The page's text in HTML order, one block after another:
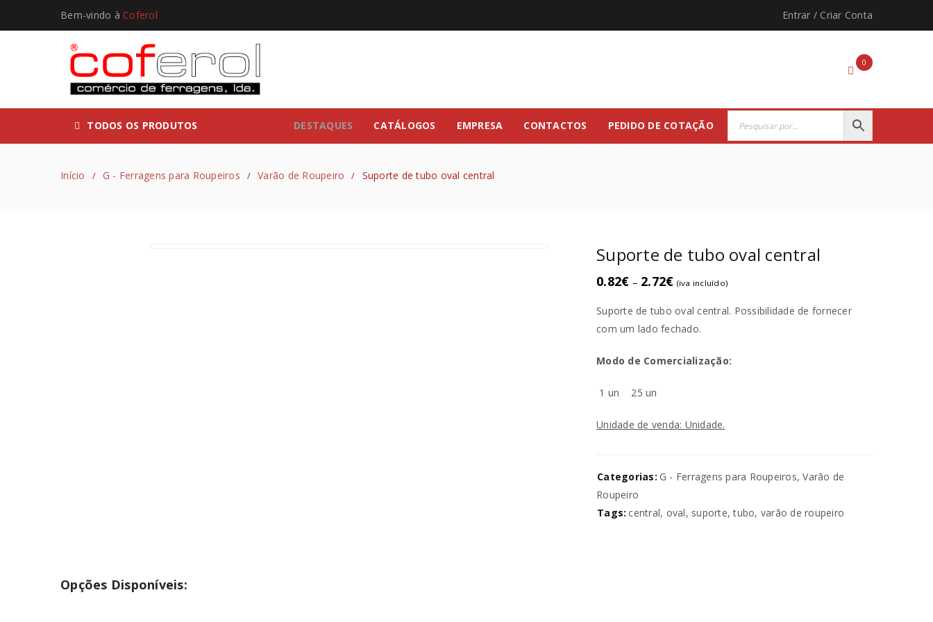
Os seus dados pessoais serão utilizados para melhorar a sua
experiência por toda a loja, para gerir o acesso à sua conta e
Bem-vindo à Coferol Entrar / Criar Conta
0
TODOS OS PRODUTOS DESTAQUES CATÁLOGOS EMPRESA CONTACTOS PEDIDO DE COTAÇÃO
Início / G - Ferragens para Roupeiros / Varão de Roupeiro / Suporte de tubo oval central
Suporte de tubo oval central
0.82€ – 2.72€ (iva incluído)
Suporte de tubo oval central. Possibilidade de fornecer
com um lado fechado.
Modo de Comercialização:
1 un 25 un
Unidade de venda: Unidade.
Categorias: G - Ferragens para Roupeiros,Varão de
Roupeiro
Tags: central, oval, suporte,tubo, varão de roupeiro
Opções Disponíveis: